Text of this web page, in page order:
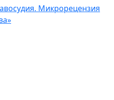
Микрорецензия